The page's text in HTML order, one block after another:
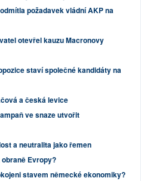
požadavek vládní AKP na
otevřel kauzu Macronovy
staví společné kandidáty na
a česká levice
ve snaze utvořit
a neutralita jako řemen
Evropy?
stavem německé ekonomiky?